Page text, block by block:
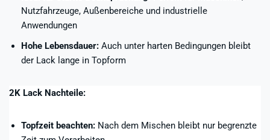
Nutzfahrzeuge, Außenbereiche und industrielle
Anwendungen
Hohe Lebensdauer: Auch unter harten Bedingungen bleibt
der Lack lange in Topform
2K Lack Nachteile:
Topfzeit beachten: Nach dem Mischen bleibt nur begrenzte